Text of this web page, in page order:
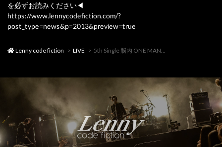
を必ずお読みください◀︎
https://www.lennycodefiction.com/?
post_type=news&p=2013&preview=true
Lenny code fiction LIVE 5th Single 脳内 ONE MAN Tour 「ロックの復権〜再演〜」(大阪)中止